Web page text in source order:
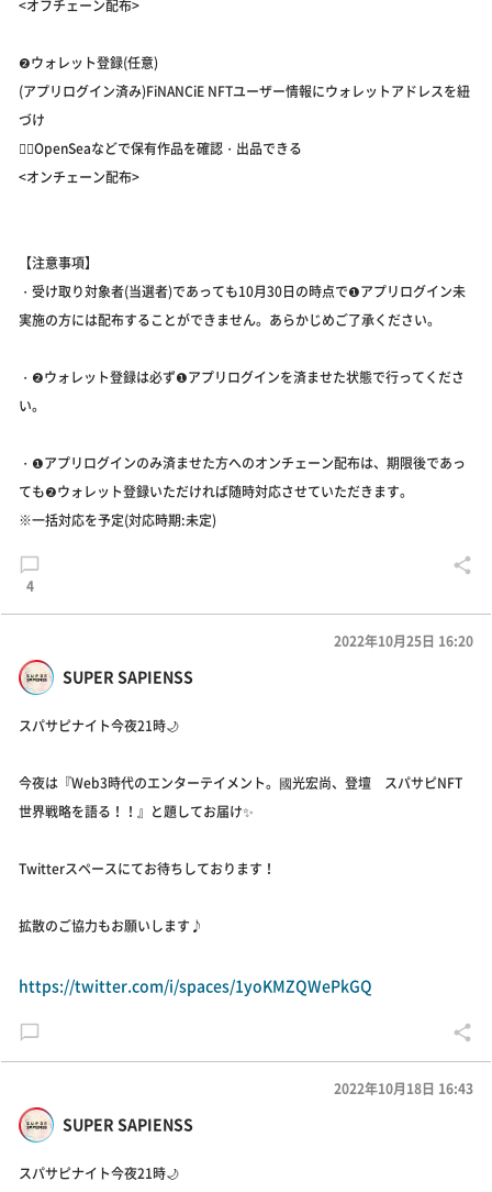
<オフチェーン配布>
❷ウォレット登録(任意)
(アプリログイン済み)FiNANCiE NFTユーザー情報にウォレットアドレスを紐
づけ
👉🏻OpenSeaなどで保有作品を確認・出品できる
<オンチェーン配布>
【注意事項】
・受け取り対象者(当選者)であっても10月30日の時点で❶アプリログイン未
実施の方には配布することができません。あらかじめご了承ください。
・❷ウォレット登録は必ず❶アプリログインを済ませた状態で行ってくださ
い。
・❶アプリログインのみ済ませた方へのオンチェーン配布は、期限後であっ
ても❷ウォレット登録いただければ随時対応させていただきます。
※一括対応を予定(対応時期:未定)
4
SUPER SAPIENSS
2022年10月25日 16:20
スパサピナイト今夜21時🌙
今夜は『Web3時代のエンターテイメント。國光宏尚、登壇 スパサピNFT
世界戦略を語る！！』と題してお届け✨
Twitterスペースにてお待ちしております！
拡散のご協力もお願いします♪
https://twitter.com/i/spaces/1yoKMZQWePkGQ
SUPER SAPIENSS
2022年10月18日 16:43
スパサピナイト今夜21時🌙